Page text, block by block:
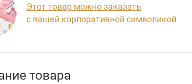
Этот товар можно заказать
с вашей корпоративной символикой
товара